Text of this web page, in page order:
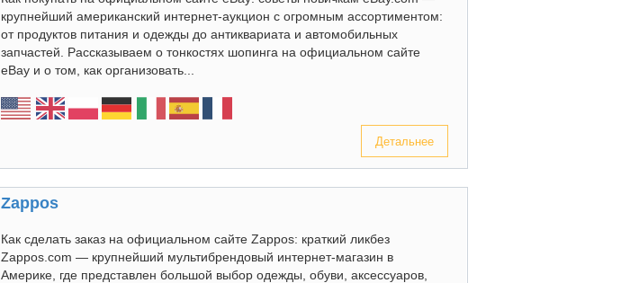
крупнейший американский интернет-аукцион с огромным ассортиментом:
от продуктов питания и одежды до антиквариата и автомобильных
запчастей. Рассказываем о тонкостях шопинга на официальном сайте
eBay и о том, как организовать...
Детальнее
Zappos
Как сделать заказ на официальном сайте Zappos: краткий ликбез
Zappos.com — крупнейший мультибрендовый интернет-магазин в
Америке, где представлен большой выбор одежды, обуви, аксессуаров,